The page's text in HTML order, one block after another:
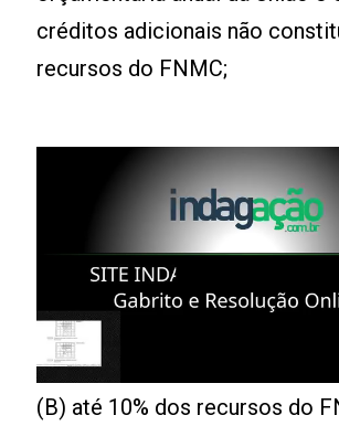
créditos adicionais não
recursos do FNMC;
(B) até 10% dos recursos do